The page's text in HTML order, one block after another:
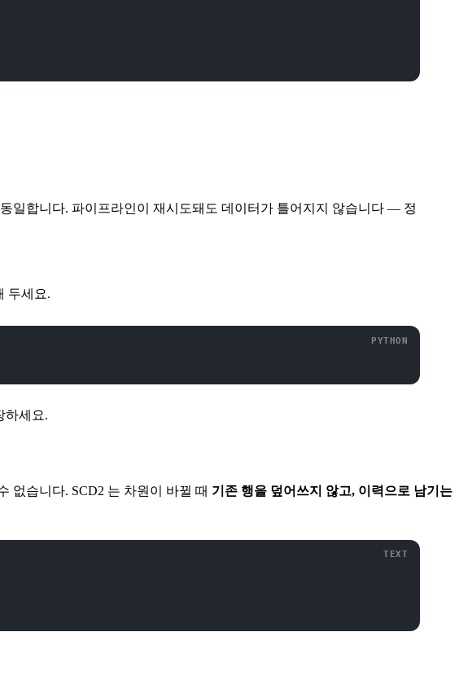
일합니다. 파이프라인이 재시도돼도 데이터가 틀어지지 않습니다 — 정
두세요.
하세요.
없습니다. SCD2 는 차원이 바뀔 때 기존 행을 덮어쓰지 않고, 이력으로 남기는